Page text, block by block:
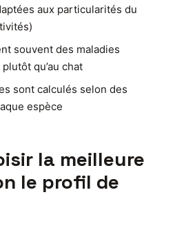
aux particularités du
souvent des maladies
qu’au chat
sont calculés selon des
espèce
la meilleure
le profil de